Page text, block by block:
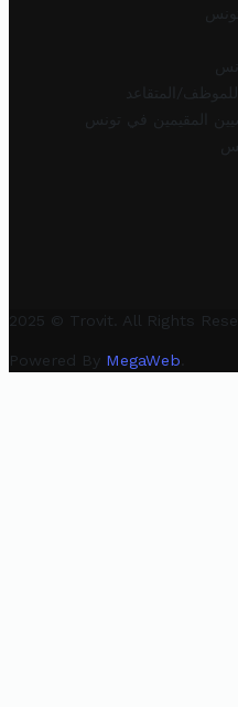
المتقاعد
المقيمين في تونس
2025 © Trovit. All Rights
Powered By MegaWeb